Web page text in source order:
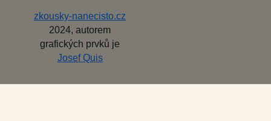
zkousky-nanecisto.cz
2024, autorem
grafických prvků je
Josef Quis